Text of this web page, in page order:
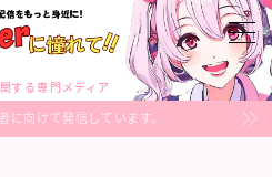
する専門メディア
に向けて発信しています。